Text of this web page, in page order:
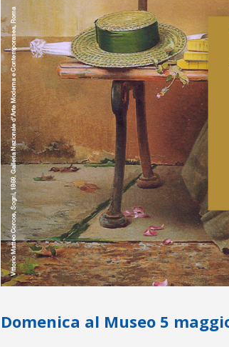
Domenica al Museo 5